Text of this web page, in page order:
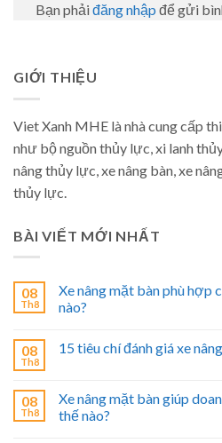
Bạn phải đăng nhập để gửi
GIỚI THIỆU
Viet Xanh MHE là nhà cung cấp
như bộ nguồn thủy lực, xi lanh
nâng thủy lực, xe nâng bàn, xe
thủy lực.
BÀI VIẾT MỚI NHẤT
08
Th8
Xe nâng mặt bàn phù hợp
nào?
08
Th8
15 tiêu chí đánh giá xe
08
Th8
Xe nâng mặt bàn giúp
thế nào?